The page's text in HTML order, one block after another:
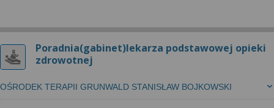
Poradnia(gabinet)lekarza podstawowej opieki
zdrowotnej
OŚRODEK TERAPII GRUNWALD STANISŁAW BOJKOWSKI